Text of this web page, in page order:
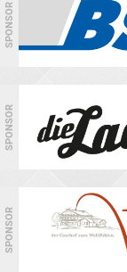
SPONSOR
SPONSOR
SPONSOR